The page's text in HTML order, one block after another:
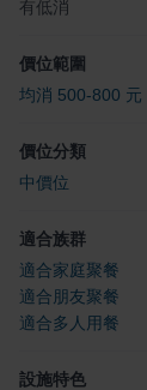
有低消
價位範圍
均消 500-800 元
價位分類
中價位
適合族群
適合家庭聚餐
適合朋友聚餐
適合多人用餐
設施特色